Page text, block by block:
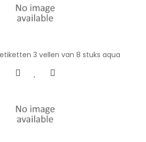
3 vellen van 8 stuks aqua